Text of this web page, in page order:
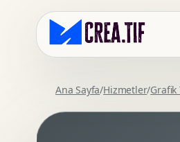
Kurumsal Web Tasarim
Ana Sayfa/Hizmetler/Grafik